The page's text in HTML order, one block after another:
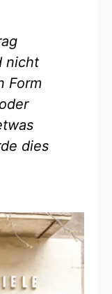
nicht
Form
dies